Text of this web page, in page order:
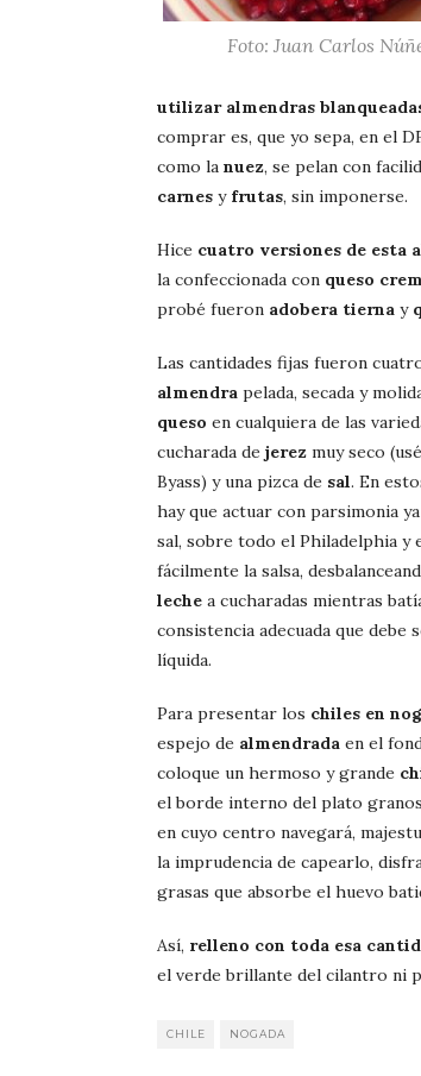
Foto: Juan Carlos
utilizar almendras
comprar es, que yo sepa, en el
como la nuez, se pelan con
carnes y frutas, sin imponerse.
Hice cuatro versiones de esta
la confeccionada con queso
probé fueron adobera tierna y
Las cantidades fijas fueron
almendra pelada, secada y
queso en cualquiera de las
cucharada de jerez muy seco
Byass) y una pizca de sal. En
hay que actuar con parsimonia
sal, sobre todo el Philadelphia
fácilmente la salsa,
leche a cucharadas mientras
consistencia adecuada que debe
líquida.
Para presentar los chiles en
espejo de almendrada en el
coloque un hermoso y grande
el borde interno del plato
en cuyo centro navegará,
la imprudencia de capearlo,
grasas que absorbe el huevo
Así, relleno con toda esa
el verde brillante del cilantro ni
CHILE NOGADA